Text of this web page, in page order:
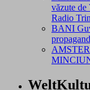
văzute
Radio
BANI